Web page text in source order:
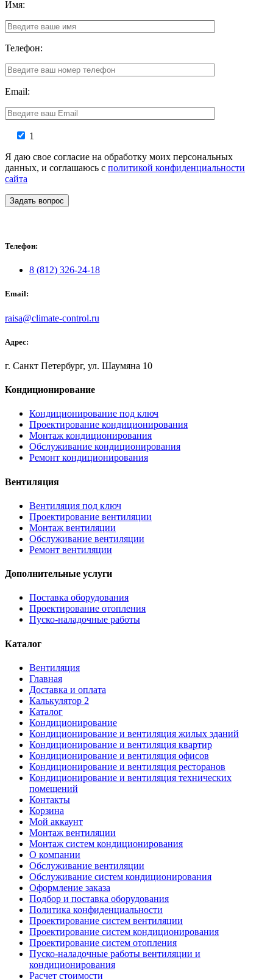
Имя:
Телефон:
Email:
1
Я даю свое согласие на обработку моих персональных
данных, и соглашаюсь с политикой конфиденциальности
сайта
Задать вопрос
Телефон:
8 (812) 326-24-18
Email:
raisa@climate-control.ru
Адрес:
г. Санкт Петербург, ул. Шаумяна 10
Кондиционирование
Кондиционирование под ключ
Проектирование кондиционирования
Монтаж кондиционирования
Обслуживание кондиционирования
Ремонт кондиционирования
Вентиляция
Вентиляция под ключ
Проектирование вентиляции
Монтаж вентиляции
Обслуживание вентиляции
Ремонт вентиляции
Дополнительные услуги
Поставка оборудования
Проектирование отопления
Пуско-наладочные работы
Каталог
Вентиляция
Главная
Доставка и оплата
Калькулятор 2
Каталог
Кондиционирование
Кондиционирование и вентиляция жилых зданий
Кондиционирование и вентиляция квартир
Кондиционирование и вентиляция офисов
Кондиционирование и вентиляция ресторанов
Кондиционирование и вентиляция технических
помещений
Контакты
Корзина
Мой аккаунт
Монтаж вентиляции
Монтаж систем кондиционирования
О компании
Обслуживание вентиляции
Обслуживание систем кондиционирования
Оформление заказа
Подбор и поставка оборудования
Политика конфиденциальности
Проектирование систем вентиляции
Проектирование систем кондиционирования
Проектирование систем отопления
Пуско-наладочные работы вентиляции и
кондиционирования
Расчет стоимости